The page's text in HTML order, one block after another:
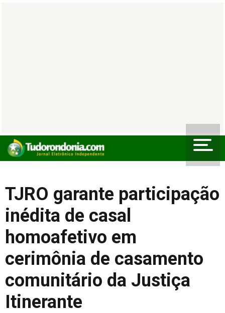
TJRO garante participação
inédita de casal
homoafetivo em
cerimônia de casamento
comunitário da Justiça
Itinerante